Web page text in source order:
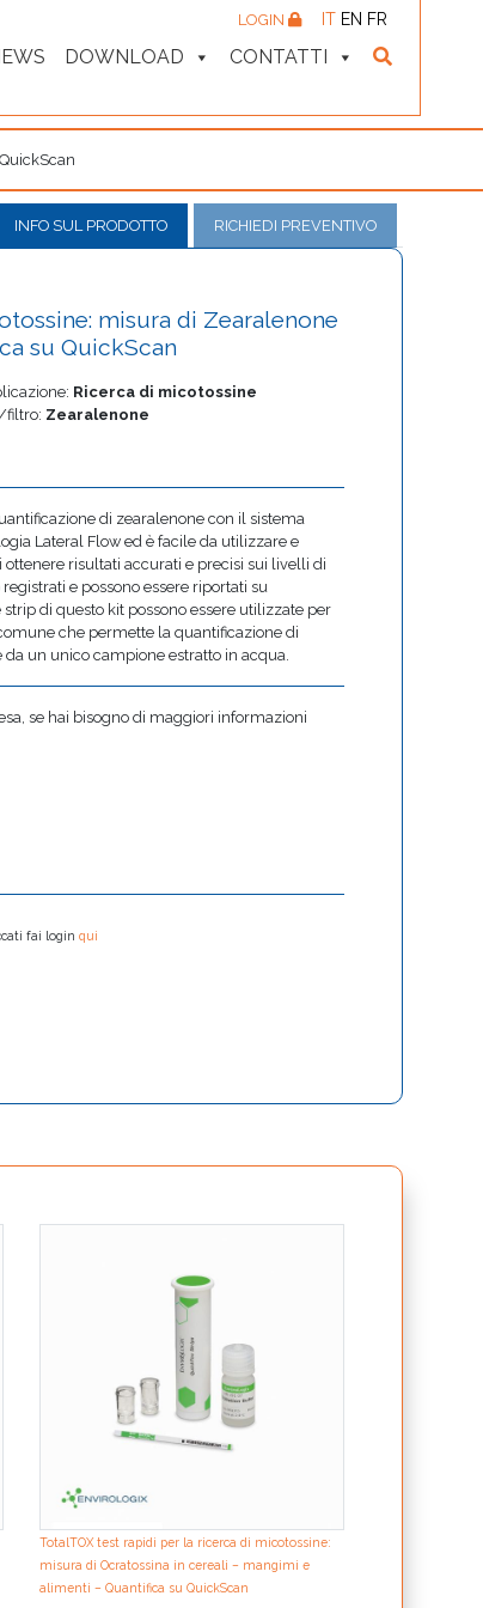
DOWNLOAD CONTATTI
LOGIN IT EN FR
INFO SUL PRODOTTO RICHIEDI PREVENTIVO
misura di Zearalenone
su QuickScan
Ricerca di micotossine
filtro: Zearalenone
di zearalenone con il sistema
Lateral Flow ed è facile da utilizzare e
risultati accurati e precisi sui livelli di
e possono essere riportati su
di questo kit possono essere utilizzate per
che permette la quantificazione di
da un unico campione estratto in acqua.
se hai bisogno di maggiori informazioni
fai loginqui
TotalTOX test rapidi per la ricerca di micotossine:
misura di Ocratossina in cereali – mangimi e
alimenti – Quantifica su QuickScan